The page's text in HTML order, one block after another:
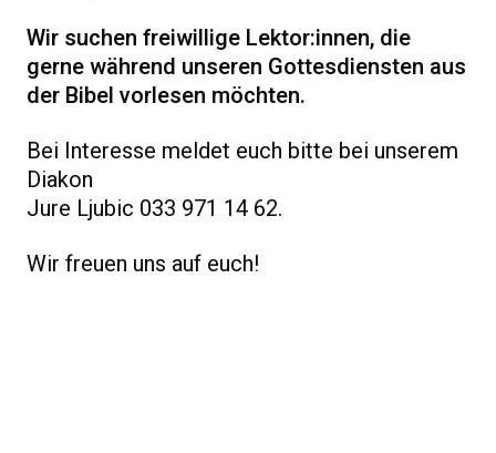
Wir suchen freiwillige Lektor:innen, die
gerne während unseren Gottesdiensten aus
der Bibel vorlesen möchten.
Bei Interesse meldet euch bitte bei unserem
Diakon
Jure Ljubic 033 971 14 62.
Wir freuen uns auf euch!